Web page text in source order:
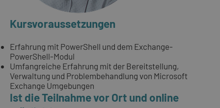
Kursvoraussetzungen
Erfahrung mit PowerShell und dem Exchange-
PowerShell-Modul
Umfangreiche Erfahrung mit der Bereitstellung,
Verwaltung und Problembehandlung von Microsoft
Exchange Umgebungen
Ist die Teilnahme vor Ort und online